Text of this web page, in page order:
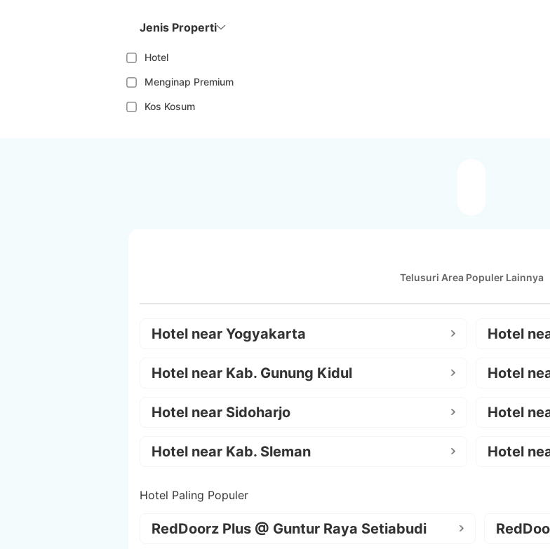
Jenis Properti
Hotel
Menginap Premium
Kos Kosum
Telusuri Area Populer Lainnya
Hotel near Yogyakarta Hotel
Hotel near Kab. Gunung Kidul Hotel
Hotel near Sidoharjo Hotel
Hotel near Kab. Sleman Hotel
Hotel Paling Populer
RedDoorz Plus @ Guntur Raya Setiabudi